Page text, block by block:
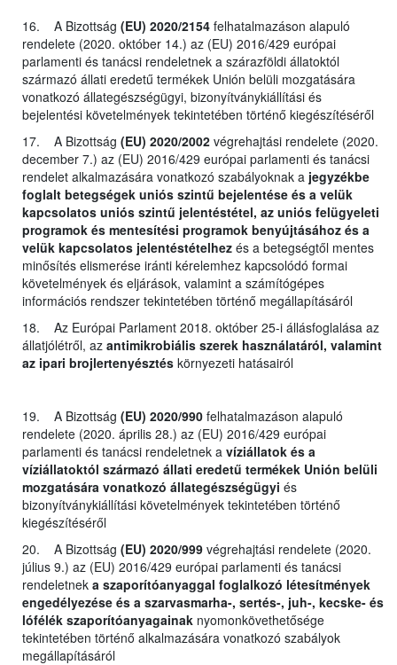
16. A Bizottság (EU) 2020/2154 felhatalmazáson alapuló
rendelete (2020. október 14.) az (EU) 2016/429 európai
parlamenti és tanácsi rendeletnek a szárazföldi állatoktól
származó állati eredetű termékek Unión belüli mozgatására
vonatkozó állategészségügyi, bizonyítványkiállítási és
bejelentési követelmények tekintetében történő kiegészítéséről
17. A Bizottság (EU) 2020/2002 végrehajtási rendelete (2020.
december 7.) az (EU) 2016/429 európai parlamenti és tanácsi
rendelet alkalmazására vonatkozó szabályoknak a jegyzékbe
foglalt betegségek uniós szintű bejelentése és a velük
kapcsolatos uniós szintű jelentéstétel, az uniós felügyeleti
programok és mentesítési programok benyújtásához és a
velük kapcsolatos jelentéstételhez és a betegségtől mentes
minősítés elismerése iránti kérelemhez kapcsolódó formai
követelmények és eljárások, valamint a számítógépes
információs rendszer tekintetében történő megállapításáról
18. Az Európai Parlament 2018. október 25-i állásfoglalása az
állatjólétről, az antimikrobiális szerek használatáról, valamint
az ipari brojlertenyésztés környezeti hatásairól
19. A Bizottság (EU) 2020/990 felhatalmazáson alapuló
rendelete (2020. április 28.) az (EU) 2016/429 európai
parlamenti és tanácsi rendeletnek a víziállatok és a
víziállatoktól származó állati eredetű termékek Unión belüli
mozgatására vonatkozó állategészségügyi és
bizonyítványkiállítási követelmények tekintetében történő
kiegészítéséről
20. A Bizottság (EU) 2020/999 végrehajtási rendelete (2020.
július 9.) az (EU) 2016/429 európai parlamenti és tanácsi
rendeletnek a szaporítóanyaggal foglalkozó létesítmények
engedélyezése és a szarvasmarha-, sertés-, juh-, kecske- és
lófélék szaporítóanyagainak nyomonkövethetősége
tekintetében történő alkalmazására vonatkozó szabályok
megállapításáról